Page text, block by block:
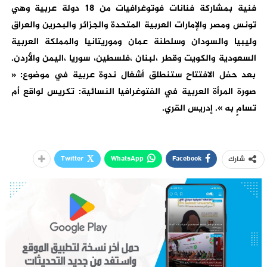
فنية بمشاركة فنانات فوتوغرافيات من 18 دولة عربية وهي
تونس ومصر والإمارات العربية المتحدة والجزائر والبحرين والعراق
وليبيا والسودان وسلطنة عمان وموريتانيا والمملكة العربية
السعودية والكويت وقطر ،لبنان ،فلسطين، سوريا ،اليمن والأردن.
بعد حفل الافتتاح ستنطلق أشغال ندوة عربية في موضوع: «
صورة المرأة العربية في الفتوغرافيا النسائية: تكريس لواقع أم
تسامٍ به ». إدريس القري.
شارك Facebook
WhatsApp
Twitter